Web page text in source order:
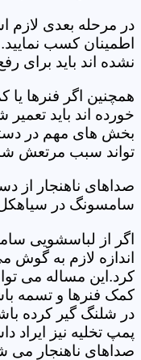
در مرحله بعدی لازم
اطمینان کسب
نشده اند باید برای
همچنین اگر فنرها
خورده اند باید
بخش های مهم در
تواند سبب مرتعش
صداهای ناهنجار از
سامسونگ در
اگر از لباسشویی
اندازه لازم به گوش
کرد.این مساله می
کمک فنرها و تسمه
در شلنگ گیر کرده
پمپ تخلیه نیز
صداهای ناهنجار می